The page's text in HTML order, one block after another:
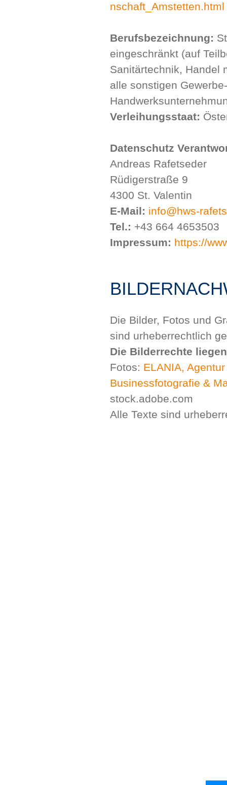
nschaft_Amstetten.html
Berufsbezeichnung:
eingeschränkt (auf
Sanitärtechnik, Handel
alle sonstigen
Verleihungsstaat:
Datenschutz
Andreas Rafetseder
Rüdigerstraße 9
4300 St. Valentin
E-Mail: info@hws-
Tel.: +43 664 4653503
Impressum: https://
Die Bilder, Fotos und
sind urheberrechtlich
Die Bilderrechte
Fotos: ELANIA,
Businessfotografie &
stock.adobe.com
Alle Texte sind